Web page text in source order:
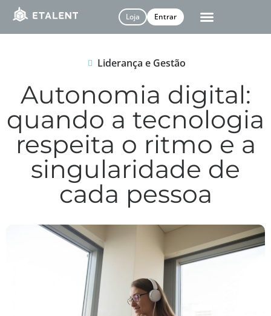
Loja Entrar
Liderança e Gestão
Autonomia digital:
quando a tecnologia
respeita o ritmo e a
singularidade de
cada pessoa